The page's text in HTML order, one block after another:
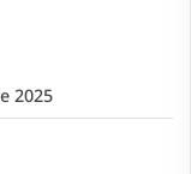
2025